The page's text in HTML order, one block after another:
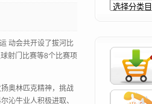
动会共开设了拔河比
射门比赛等8个比赛项
奥林匹克精神，挑战
沁牛业人积极进取、